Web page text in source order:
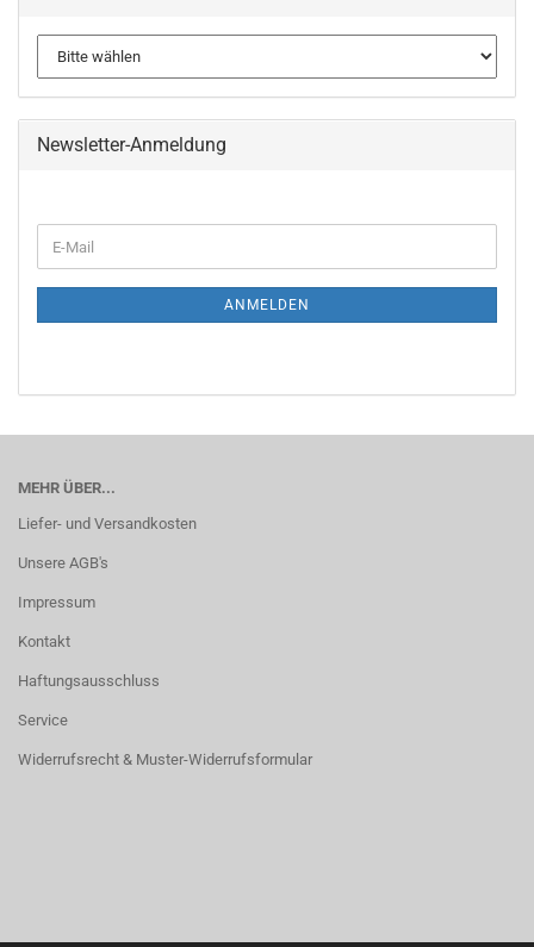
Newsletter-Anmeldung
ZUR
E-
Mail
ANMELDEN
MEHR ÜBER...
Liefer- und Versandkosten
Unsere AGB's
Impressum
Kontakt
Haftungsausschluss
Service
Widerrufsrecht & Muster-Widerrufsformular